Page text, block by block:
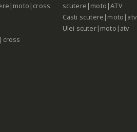
scutere|moto|ATV
Casti scutere|moto|atv
Ulei scuter|moto|atv